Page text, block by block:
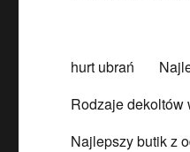
hurt ubrań
Rodzaje dekoltów
Najlepszy butik z